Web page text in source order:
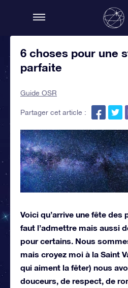
6 choses pour une
parfaite
Guide OSR
Partager cet article :
Voici qu’arrive une fête
faut l’admettre mais aussi
pour certains. Nous
mais croyez moi à la Saint
qui aiment la fêter) nous
douceurs, de respect, de